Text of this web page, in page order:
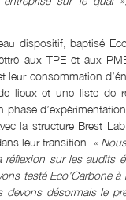
dispositif, baptisé
aux TPE et aux
leur consommation
lieux et une liste de
phase
la structure Brest
leur transition. «
réflexion sur les audits
testé Eco’Carbone à
désormais le